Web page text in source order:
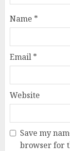
Name *
Email *
Website
Save my
browser for